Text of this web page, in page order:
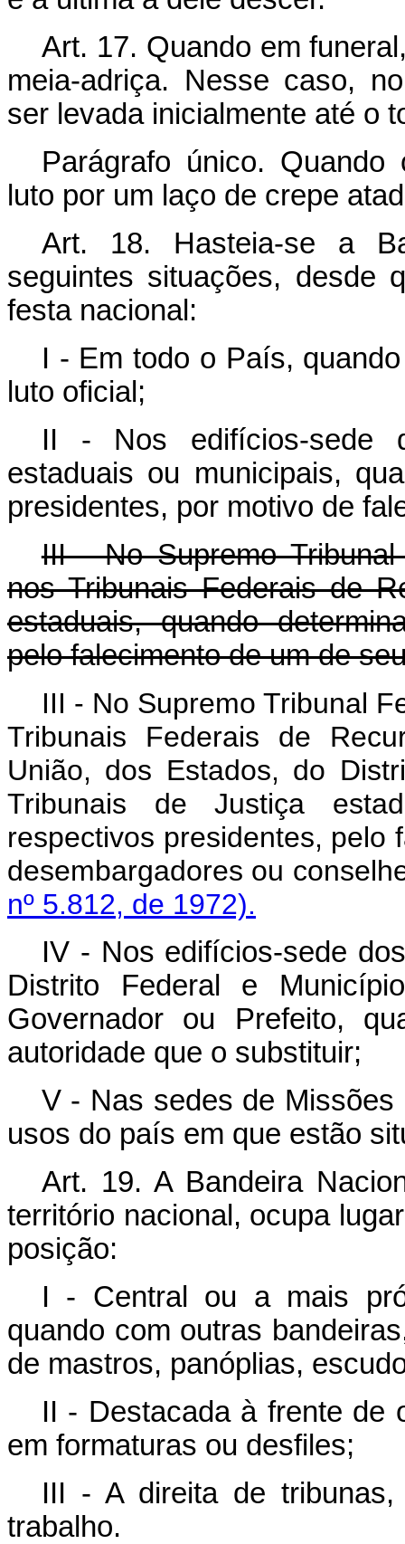
Art. 17. Quando em
meia-adriça. Nesse caso,
ser levada inicialmente até o
Parágrafo único.
luto por um laço de crepe
Art. 18. Hasteia-se a
seguintes situações, desde
festa nacional:
I - Em todo o País,
luto oficial;
II - Nos edifícios-sede
estaduais ou municipais,
presidentes, por motivo de
III - No Supremo
nos Tribunais Federais de
estaduais, quando
pelo falecimento de um de
III - No Supremo Tribunal
Tribunais Federais de
União, dos Estados, do
Tribunais de Justiça
respectivos presidentes, pelo
desembargadores ou
nº 5.812, de 1972).
IV - Nos edifícios-sede
Distrito Federal e
Governador ou Prefeito,
autoridade que o substituir;
V - Nas sedes de
usos do país em que estão
Art. 19. A Bandeira
território nacional, ocupa
posição:
I - Central ou a mais
quando com outras
de mastros, panóplias,
II - Destacada à frente de
em formaturas ou desfiles;
III - A direita de
trabalho.